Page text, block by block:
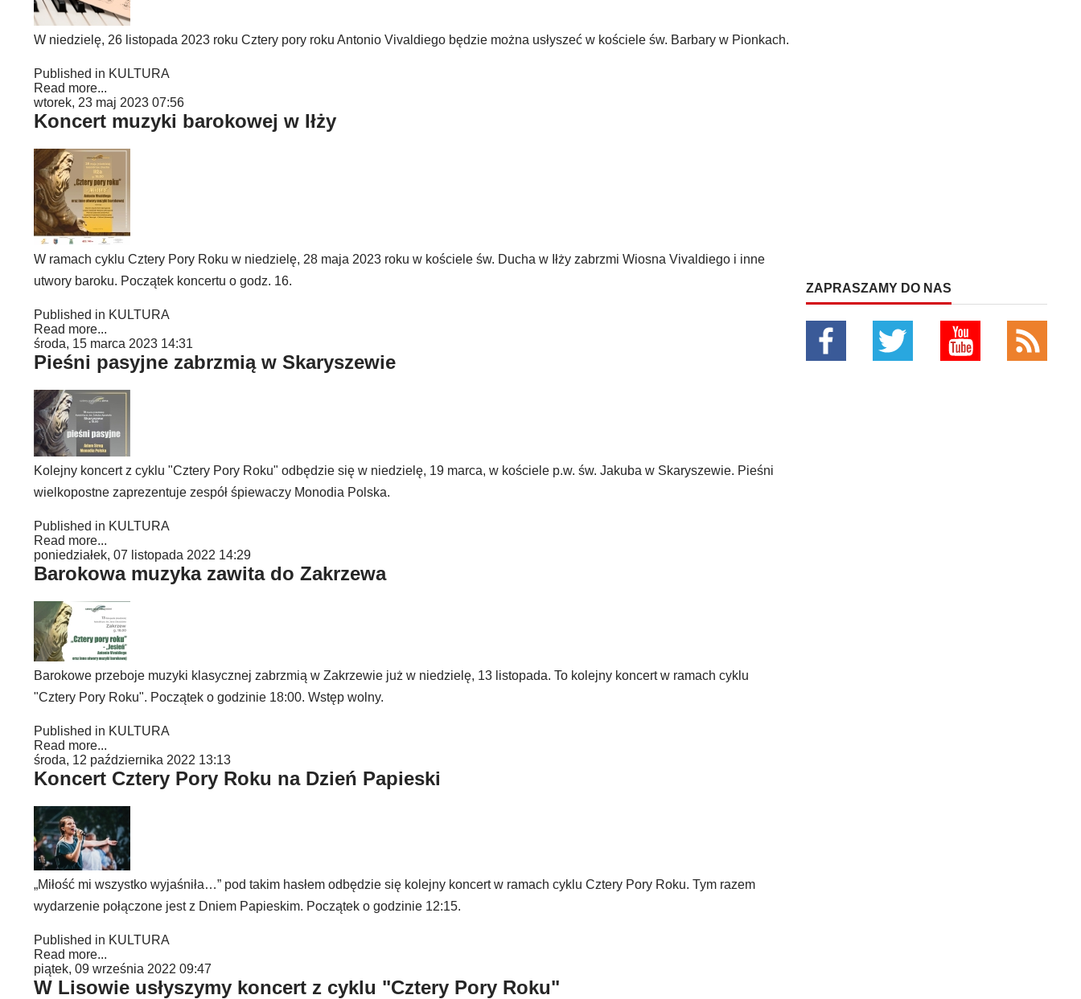
W niedzielę, 26 listopada 2023 roku Cztery pory roku Antonio Vivaldiego będzie można usłyszeć w kościele św. Barbary w Pionkach.
Published in KULTURA
Read more...
wtorek, 23 maj 2023 07:56
Koncert muzyki barokowej w Iłży
W ramach cyklu Cztery Pory Roku w niedzielę, 28 maja 2023 roku w kościele św. Ducha w Iłży zabrzmi Wiosna Vivaldiego i inne
utwory baroku. Początek koncertu o godz. 16.
Published in KULTURA
Read more...
środa, 15 marca 2023 14:31
Pieśni pasyjne zabrzmią w Skaryszewie
Kolejny koncert z cyklu "Cztery Pory Roku" odbędzie się w niedzielę, 19 marca, w kościele p.w. św. Jakuba w Skaryszewie. Pieśni
wielkopostne zaprezentuje zespół śpiewaczy Monodia Polska.
Published in KULTURA
Read more...
poniedziałek, 07 listopada 2022 14:29
Barokowa muzyka zawita do Zakrzewa
Barokowe przeboje muzyki klasycznej zabrzmią w Zakrzewie już w niedzielę, 13 listopada. To kolejny koncert w ramach cyklu
"Cztery Pory Roku". Początek o godzinie 18:00. Wstęp wolny.
Published in KULTURA
Read more...
środa, 12 października 2022 13:13
Koncert Cztery Pory Roku na Dzień Papieski
„Miłość mi wszystko wyjaśniła…” pod takim hasłem odbędzie się kolejny koncert w ramach cyklu Cztery Pory Roku. Tym razem
wydarzenie połączone jest z Dniem Papieskim. Początek o godzinie 12:15.
Published in KULTURA
Read more...
piątek, 09 września 2022 09:47
W Lisowie usłyszymy koncert z cyklu "Cztery Pory Roku"
ZAPRASZAMY DO NAS